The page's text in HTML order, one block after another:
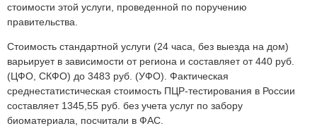
стоимости этой услуги, проведенной по поручению
правительства.
Стоимость стандартной услуги (24 часа, без выезда на дом)
варьирует в зависимости от региона и составляет от 440 руб.
(ЦФО, СКФО) до 3483 руб. (УФО). Фактическая
среднестатистическая стоимость ПЦР-тестирования в России
составляет 1345,55 руб. без учета услуг по забору
биоматериала, посчитали в ФАС.